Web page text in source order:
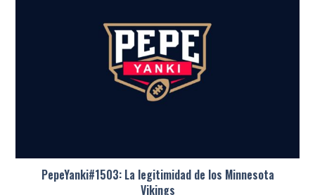
PepeYanki#1503: La legitimidad de los Minnesota
Vikings